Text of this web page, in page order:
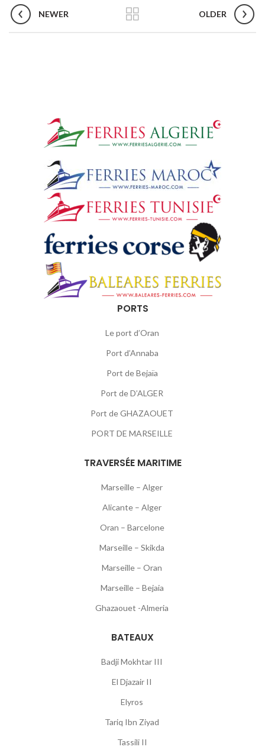
NEWER OLDER
PORTS
Le port d’Oran
Port d’Annaba
Port de Bejaïa
Port de D’ALGER
Port de GHAZAOUET
PORT DE MARSEILLE
TRAVERSÉE MARITIME
Marseille – Alger
Alicante – Alger
Oran – Barcelone
Marseille – Skikda
Marseille – Oran
Marseille – Bejaia
Ghazaouet -Almeria
BATEAUX
Badji Mokhtar III
El Djazair II
Elyros
Tariq Ibn Ziyad
Tassili II